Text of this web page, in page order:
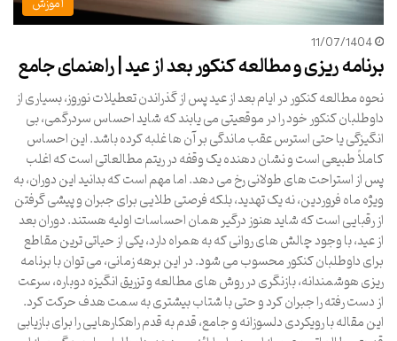
11/07/1404
برنامه ریزی و مطالعه کنکور بعد از عید | راهنمای جامع
نحوه مطالعه کنکور در ایام بعد از عید پس از گذراندن تعطیلات نوروز، بسیاری از
داوطلبان کنکور خود را در موقعیتی می یابند که شاید احساس سردرگمی، بی
انگیزگی یا حتی استرس عقب ماندگی بر آن ها غلبه کرده باشد. این احساس
کاملاً طبیعی است و نشان دهنده یک وقفه در ریتم مطالعاتی است که اغلب
پس از استراحت های طولانی رخ می دهد. اما مهم است که بدانید این دوران، به
ویژه ماه فروردین، نه یک تهدید، بلکه فرصتی طلایی برای جبران و پیشی گرفتن
از رقبایی است که شاید هنوز درگیر همان احساسات اولیه هستند. دوران بعد
از عید، با وجود چالش های روانی که به همراه دارد، یکی از حیاتی ترین مقاطع
برای داوطلبان کنکور محسوب می شود. در این برهه زمانی، می توان با برنامه
ریزی هوشمندانه، بازنگری در روش های مطالعه و تزریق انگیزه دوباره، سرعت
از دست رفته را جبران کرد و حتی با شتاب بیشتری به سمت هدف حرکت کرد.
این مقاله با رویکردی دلسوزانه و جامع، قدم به قدم راهکارهایی را برای بازیابی